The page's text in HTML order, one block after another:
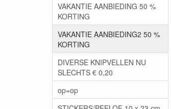
VAKANTIE AANBIEDING 50 %
KORTING
VAKANTIE AANBIEDING2 50 %
KORTING
DIVERSE KNIPVELLEN NU
SLECHTS € 0,20
op=op